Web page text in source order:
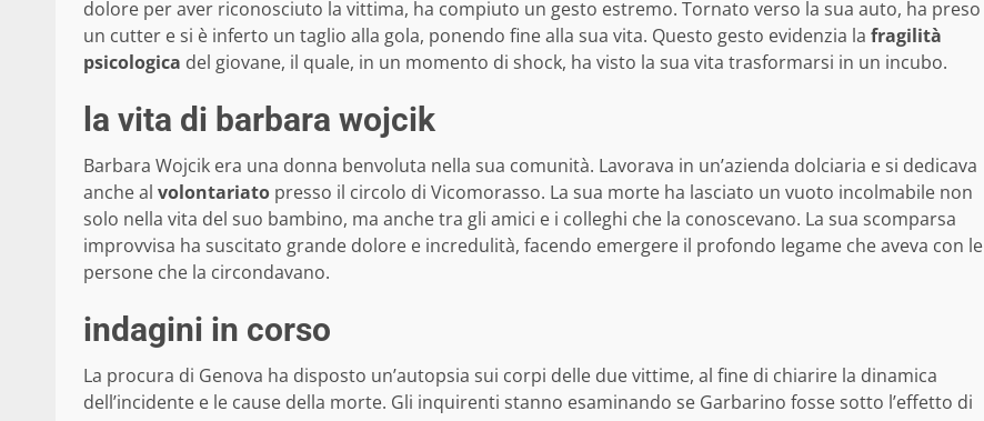
dolore per aver riconosciuto la vittima, ha compiuto un gesto estremo. Tornato verso la sua auto, ha preso
un cutter e si è inferto un taglio alla gola, ponendo fine alla sua vita. Questo gesto evidenzia la fragilità
psicologica del giovane, il quale, in un momento di shock, ha visto la sua vita trasformarsi in un incubo.
la vita di barbara wojcik
Barbara Wojcik era una donna benvoluta nella sua comunità. Lavorava in un’azienda dolciaria e si dedicava
anche al volontariato presso il circolo di Vicomorasso. La sua morte ha lasciato un vuoto incolmabile non
solo nella vita del suo bambino, ma anche tra gli amici e i colleghi che la conoscevano. La sua scomparsa
improvvisa ha suscitato grande dolore e incredulità, facendo emergere il profondo legame che aveva con le
persone che la circondavano.
indagini in corso
La procura di Genova ha disposto un’autopsia sui corpi delle due vittime, al fine di chiarire la dinamica
dell’incidente e le cause della morte. Gli inquirenti stanno esaminando se Garbarino fosse sotto l’effetto di